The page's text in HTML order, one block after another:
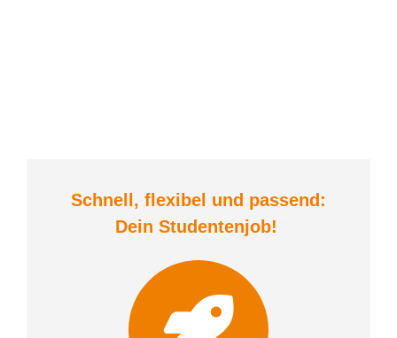
Schnell, flexibel und passend:
Dein Studentenjob!